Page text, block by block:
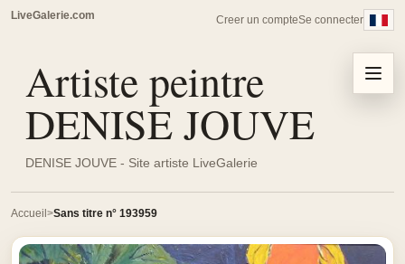
LiveGalerie.com Creer un compteSe connecter
Artiste peintre
DENISE JOUVE
DENISE JOUVE - Site artiste LiveGalerie
Menu
Accueil Sans titre n° 193959